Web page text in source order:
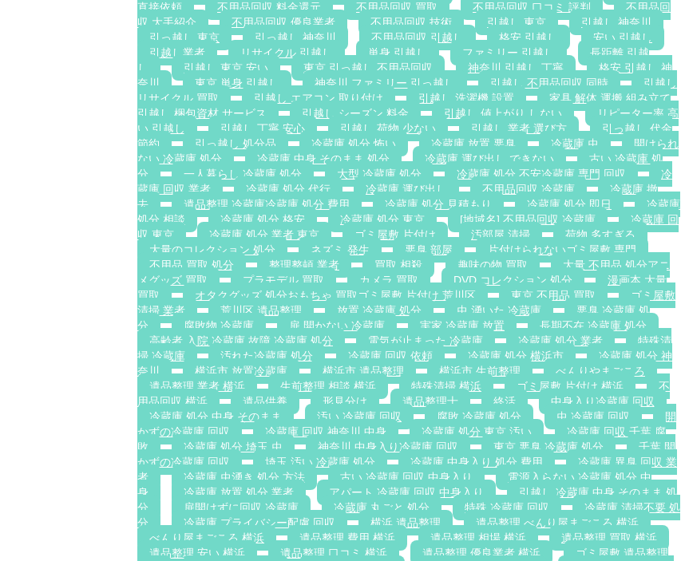
直接依頼
不用品回収 料金還元 不用品回収 買取 不用品回収 口コミ 評判
不用品回
収 大手紹介
不用品回収 優良業者 不用品回収 技術 引越し 東京
引越し 神奈川
引っ越し 東京
引っ越し 神奈川 不用品回収 引越し 格安 引越し
安い 引越し
引越し業者
リサイクル 引越し 単身 引越し ファミリー 引越し
長距離 引越
し
引越し 東京 安い 東京 引っ越し 不用品回収 神奈川 引越し 丁寧
格安 引越し 神
奈川
東京 単身 引越し 神奈川 ファミリー 引っ越し 引越し 不用品回収 同時
引越し
リサイクル 買取
引越し エアコン 取り付け 引越し 洗濯機 設置
家具 解体 運搬 組み立て
引越し 梱包資材 サービス
引越し シーズン 料金 引越し 値上がり しない
リピーター率 高
い 引越し
引越し 丁寧 安心 引越し 荷物 少ない 引越し 業者 選び方
引っ越し 代金
節約
引っ越し 処分品 冷蔵庫 処分 怖い 冷蔵庫 放置 悪臭 冷蔵庫 虫
開けられ
ない 冷蔵庫 処分
冷蔵庫 中身 そのまま 処分 冷蔵庫 運び出し できない
古い 冷蔵庫 処
分
一人暮らし 冷蔵庫 処分 大型 冷蔵庫 処分 冷蔵庫 処分 不安冷蔵庫 専門 回収
冷
蔵庫 回収 業者
冷蔵庫 処分 代行 冷蔵庫 運び出し 不用品回収 冷蔵庫
冷蔵庫 撤
去
遺品整理 冷蔵庫冷蔵庫 処分 費用 冷蔵庫 処分 見積もり 冷蔵庫 処分 即日
冷蔵庫
処分 相談
冷蔵庫 処分 格安 冷蔵庫 処分 東京 [地域名] 不用品回収 冷蔵庫
冷蔵庫 回
収 東京
冷蔵庫 処分 業者 東京 ゴミ屋敷 片付け 汚部屋 清掃
荷物 多すぎる
大量のコレクション 処分
ネズミ 発生 悪臭 部屋
片付けられないゴミ屋敷 専門
不用品 買取 処分
整理整頓 業者 買取 相殺 趣味の物 買取
大量 不用品 処分アニ
メグッズ 買取
プラモデル 買取 カメラ 買取 DVD コレクション 処分
漫画本 大量
買取
オタクグッズ 処分おもちゃ 買取ゴミ屋敷 片付け 荒川区 東京 不用品 買取
ゴミ屋敷
清掃 業者
荒川区 遺品整理 放置 冷蔵庫 処分 虫 湧いた 冷蔵庫
悪臭 冷蔵庫 処
分
腐敗物 冷蔵庫 扉 開かない 冷蔵庫 実家 冷蔵庫 放置
長期不在 冷蔵庫 処分
高齢者 入院 冷蔵庫 故障 冷蔵庫 処分
電気が止まった 冷蔵庫 冷蔵庫 処分 業者
特殊清
掃 冷蔵庫
汚れた冷蔵庫 処分 冷蔵庫 回収 依頼 冷蔵庫 処分 横浜市
冷蔵庫 処分 神
奈川
横浜市 放置冷蔵庫 横浜市 遺品整理 横浜市 生前整理
べんりやまごころ
遺品整理 業者 横浜
生前整理 相談 横浜 特殊清掃 横浜 ゴミ屋敷 片付け 横浜
不
用品回収 横浜
遺品供養 形見分け 遺品整理士 終活
中身入り冷蔵庫 回収
冷蔵庫 処分 中身 そのまま
汚い 冷蔵庫 回収 腐敗 冷蔵庫 処分 虫 冷蔵庫 回収
開
かずの冷蔵庫 回収
冷蔵庫 回収 神奈川 中身 冷蔵庫 処分 東京 汚い
冷蔵庫 回収 千葉 腐
敗
冷蔵庫 処分 埼玉 虫 神奈川 中身入り冷蔵庫 回収 東京 悪臭 冷蔵庫 処分
千葉 開
かずの冷蔵庫 回収
埼玉 汚い 冷蔵庫 処分 冷蔵庫 中身入り 処分 費用
冷蔵庫 異臭 回収 業
者
冷蔵庫 虫湧き 処分 方法 古い 冷蔵庫 回収 中身入り
電源入らない 冷蔵庫 処分 中
身
冷蔵庫 放置 処分 業者 アパート 冷蔵庫 回収 中身入り
引越し 冷蔵庫 中身 そのまま 処
分
扉開けずに回収 冷蔵庫 冷蔵庫 丸ごと 処分 特殊 冷蔵庫 回収
冷蔵庫 清掃不要 処
分
冷蔵庫 プライバシー配慮 回収 横浜 遺品整理
遺品整理 べんり屋まごころ 横浜
べんり屋まごころ 横浜
遺品整理 費用 横浜 遺品整理 相場 横浜
遺品整理 買取 横浜
遺品整理 安い 横浜
遺品整理 口コミ 横浜 遺品整理 優良業者 横浜
ゴミ屋敷 遺品整理